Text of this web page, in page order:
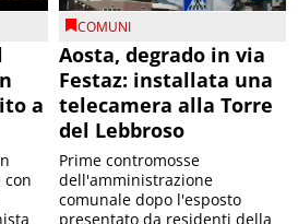
a
COMUNI
Aosta, degrado in via
Festaz: installata una
telecamera alla Torre
del Lebbroso
Prime contromosse
dell'amministrazione
comunale dopo l'esposto
presentato da residenti della